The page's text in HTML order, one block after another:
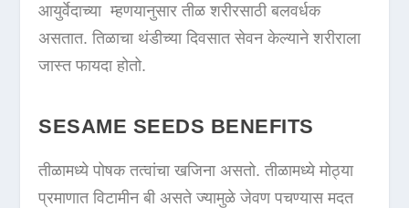
आयुर्वेदाच्या म्हणयानुसार तीळ शरीरसाठी बलवर्धक
असतात. तिळाचा थंडीच्या दिवसात सेवन केल्याने शरीराला
जास्त फायदा होतो.
SESAME SEEDS BENEFITS
तीळामध्ये पोषक तत्वांचा खजिना असतो. तीळामध्ये मोठ्या
प्रमाणात विटामीन बी असते ज्यामुळे जेवण पचण्यास मदत